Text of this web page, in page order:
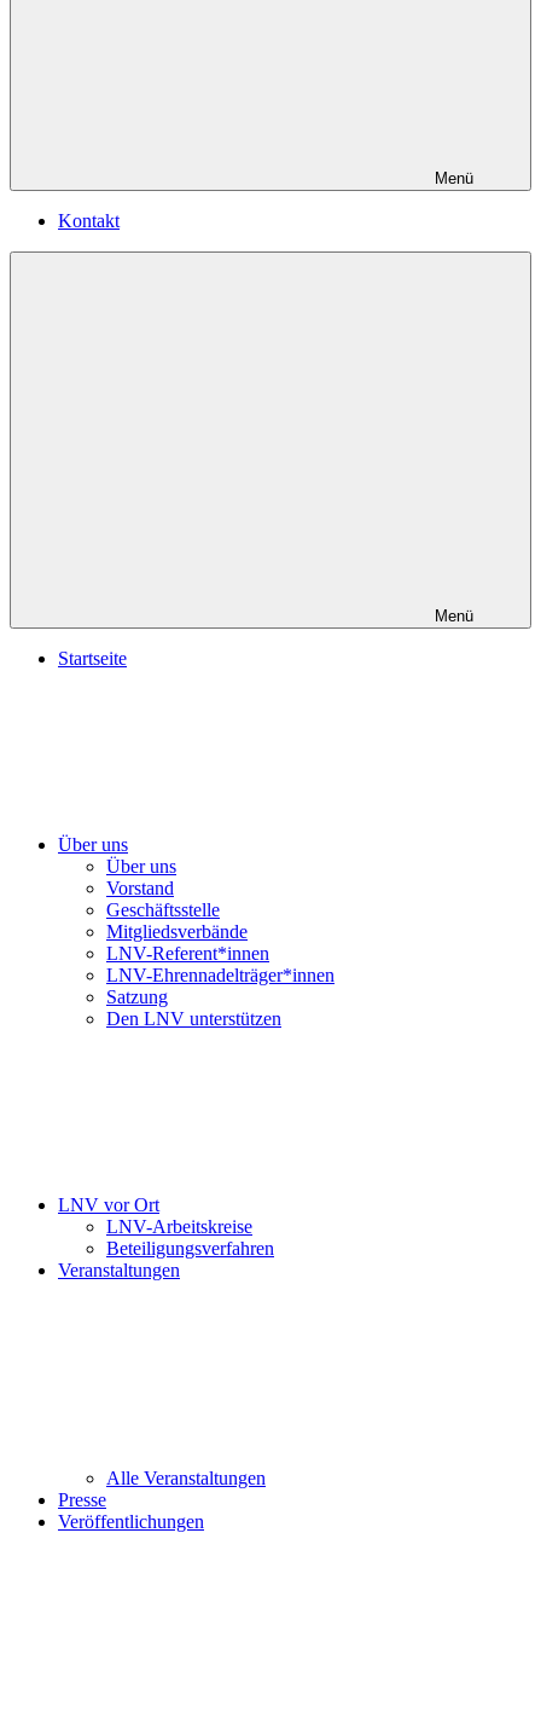
Menü
Kontakt
Menü
Startseite
Über uns
Über uns
Vorstand
Geschäftsstelle
Mitgliedsverbände
LNV-Referent*innen
LNV-Ehrennadelträger*innen
Satzung
Den LNV unterstützen
LNV vor Ort
LNV-Arbeitskreise
Beteiligungsverfahren
Veranstaltungen
Alle Veranstaltungen
Presse
Veröffentlichungen